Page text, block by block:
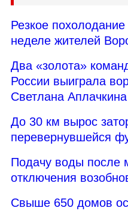
Резкое
неделе жителей
Два «золота»
России выиграла
Светлана Аплачкина
До 30 км вырос
перевернувшейся
Подачу воды после
отключения
Свыше 650 домов